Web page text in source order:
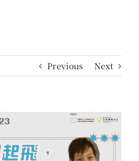
Previous Next